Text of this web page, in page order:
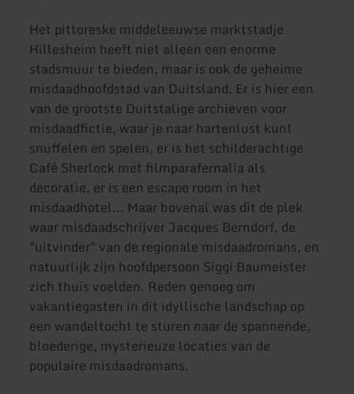
Het pittoreske middeleeuwse marktstadje
Hillesheim heeft niet alleen een enorme
stadsmuur te bieden, maar is ook de geheime
misdaadhoofdstad van Duitsland. Er is hier een
van de grootste Duitstalige archieven voor
misdaadfictie, waar je naar hartenlust kunt
snuffelen en spelen, er is het schilderachtige
Café Sherlock met filmparafernalia als
decoratie, er is een escape room in het
misdaadhotel... Maar bovenal was dit de plek
waar misdaadschrijver Jacques Berndorf, de
"uitvinder" van de regionale misdaadromans, en
natuurlijk zijn hoofdpersoon Siggi Baumeister
zich thuis voelden. Reden genoeg om
vakantiegasten in dit idyllische landschap op
een wandeltocht te sturen naar de spannende,
bloederige, mysterieuze locaties van de
populaire misdaadromans.